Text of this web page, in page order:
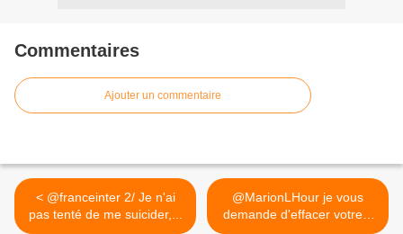
Commentaires
Ajouter un commentaire
< @franceinter 2/ Je n'ai
pas tenté de me suicider,...
@MarionLHour je vous
demande d'effacer votre...